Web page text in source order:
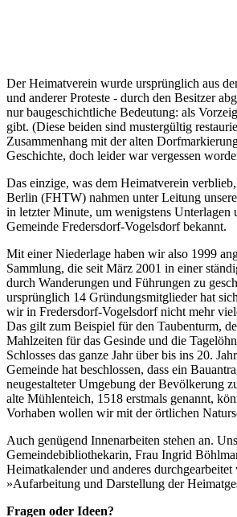
Der Heimatverein wurde ursprünglich aus
und anderer Proteste - durch den Besitzer
nur baugeschichtliche Bedeutung: als
gibt. (Diese beiden sind mustergültig
Zusammenhang mit der alten
Geschichte, doch leider war vergessen
Das einzige, was dem Heimatverein
Berlin (FHTW) nahmen unter Leitung
in letzter Minute, um wenigstens
Gemeinde Fredersdorf-Vogelsdorf bekannt.
Mit einer Niederlage haben wir also 1999
Sammlung, die seit März 2001 in einer
durch Wanderungen und Führungen zu
ursprünglich 14 Gründungsmitglieder hat
wir in Fredersdorf-Vogelsdorf nicht mehr
Das gilt zum Beispiel für den Taubenturm,
Mahlzeiten für das Gesinde und die
Schlosses das ganze Jahr über bis ins 20.
Gemeinde hat beschlossen, dass ein
neugestalteter Umgebung der Bevölkerung
alte Mühlenteich, 1518 erstmals genannt,
Vorhaben wollen wir mit der örtlichen
Auch genügend Innenarbeiten stehen an.
Gemeindebibliothekarin, Frau Ingrid
Heimatkalender und anderes
»Aufarbeitung und Darstellung der
Fragen oder Ideen?